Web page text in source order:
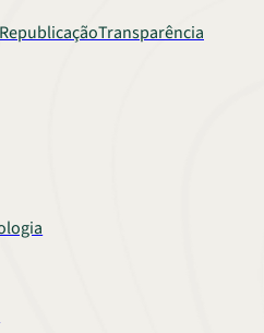
RepublicaçãoTransparência